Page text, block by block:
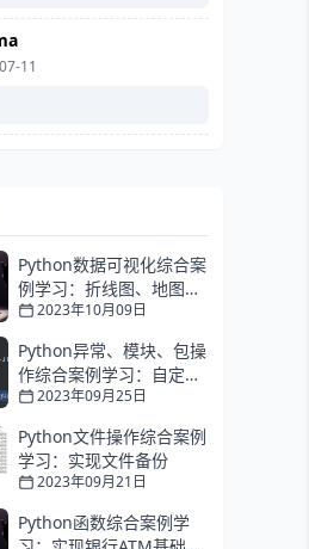
11
Python数据可视化综合案
例学习：折线图、地图可
视化、动态柱状图
2023年10月09日
Python异常、模块、包操
作综合案例学习：自定义
工具包
2023年09月25日
Python文件操作综合案例
学习：实现文件备份
2023年09月21日
Python函数综合案例学